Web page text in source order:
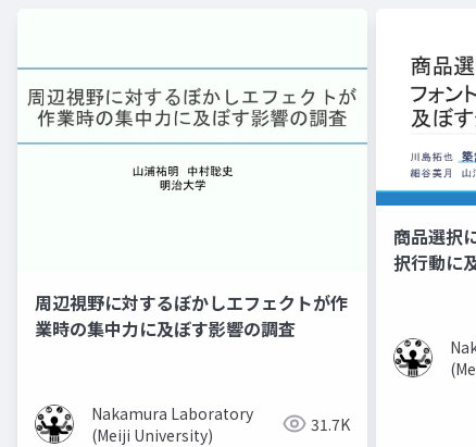
周辺視野に対するぼかしエフェクトが作
業時の集中力に及ぼす影響の調査
Nakamura Laboratory
(Meiji University)
31.7K
商品選択
択行動に